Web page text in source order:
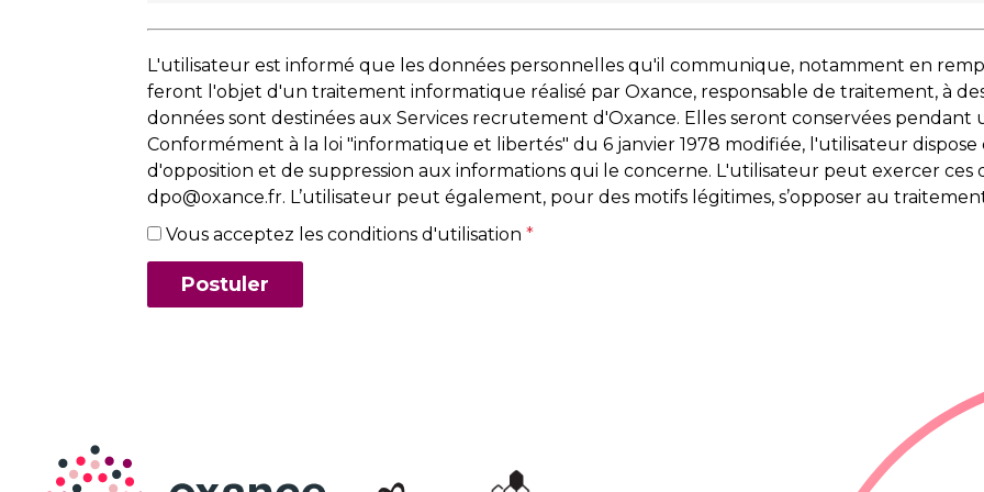
L'utilisateur est informé que les données personnelles qu'il communique, notamment en
feront l'objet d'un traitement informatique réalisé par Oxance, responsable de traitement, à
données sont destinées aux Services recrutement d'Oxance. Elles seront conservées pendant
Conformément à la loi "informatique et libertés" du 6 janvier 1978 modifiée, l'utilisateur
d'opposition et de suppression aux informations qui le concerne. L'utilisateur peut exercer ces
dpo@oxance.fr. L’utilisateur peut également, pour des motifs légitimes, s’opposer au
Vous acceptez les conditions d'utilisation